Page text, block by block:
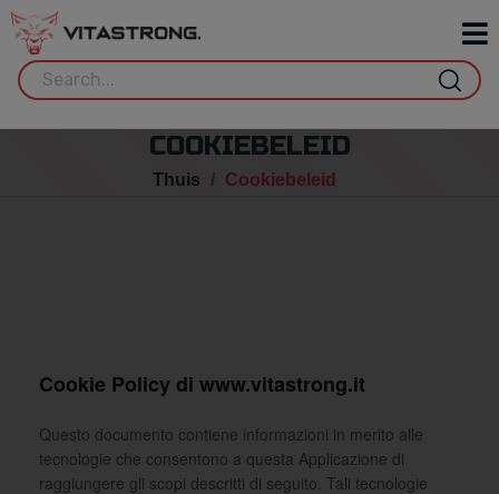
COOKIEBELEID
Thuis Cookiebeleid